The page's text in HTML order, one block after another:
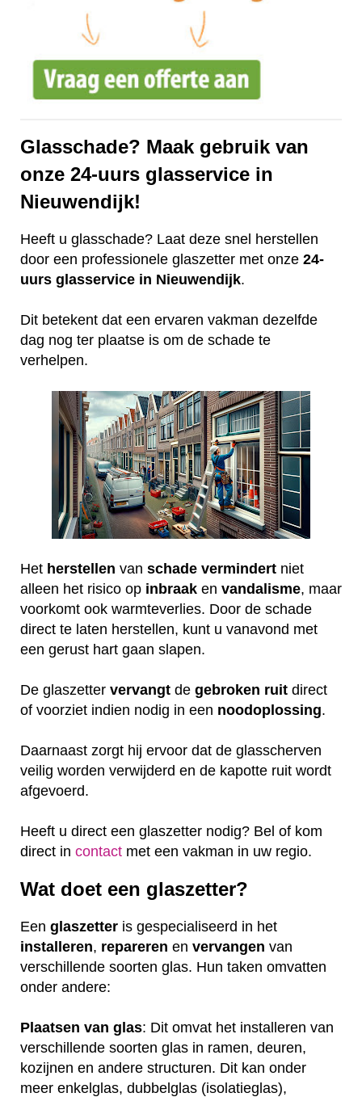
Glasschade? Maak gebruik van
onze 24-uurs glasservice in
Nieuwendijk!
Heeft u glasschade? Laat deze snel herstellen
door een professionele glaszetter met onze 24-
uurs glasservice in Nieuwendijk.
Dit betekent dat een ervaren vakman dezelfde
dag nog ter plaatse is om de schade te
verhelpen.
Het herstellen van schade vermindert niet
alleen het risico op inbraak en vandalisme, maar
voorkomt ook warmteverlies. Door de schade
direct te laten herstellen, kunt u vanavond met
een gerust hart gaan slapen.
De glaszetter vervangt de gebroken ruit direct
of voorziet indien nodig in een noodoplossing.
Daarnaast zorgt hij ervoor dat de glasscherven
veilig worden verwijderd en de kapotte ruit wordt
afgevoerd.
Heeft u direct een glaszetter nodig? Bel of kom
direct in contact met een vakman in uw regio.
Wat doet een glaszetter?
Een glaszetter is gespecialiseerd in het
installeren, repareren en vervangen van
verschillende soorten glas. Hun taken omvatten
onder andere:
Plaatsen van glas: Dit omvat het installeren van
verschillende soorten glas in ramen, deuren,
kozijnen en andere structuren. Dit kan onder
meer enkelglas, dubbelglas (isolatieglas),